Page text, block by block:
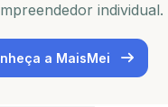
individual.
a MaisMei